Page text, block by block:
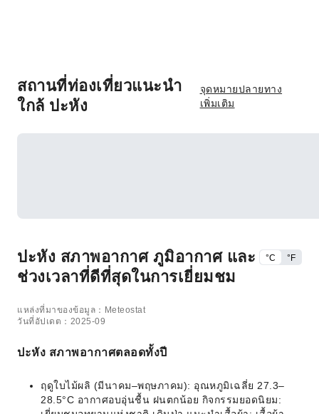
สถานที่ท่องเที่ยวแนะนำ
ใกล้ ปะหัง
จุดหมายปลายทาง
เพิ่มเติม
ปะหัง สภาพอากาศ ภูมิอากาศ และ
ช่วงเวลาที่ดีที่สุดในการเยี่ยมชม
°C °F
แหล่งที่มาของข้อมูล：Meteostat
วันที่อัปเดต：2025-09
ปะหัง สภาพอากาศตลอดทั้งปี
ฤดูใบไม้ผลิ (มีนาคม–พฤษภาคม): อุณหภูมิเฉลี่ย 27.3–
28.5°C อากาศอบอุ่นชื้น ฝนตกน้อย กิจกรรมยอดนิยม: